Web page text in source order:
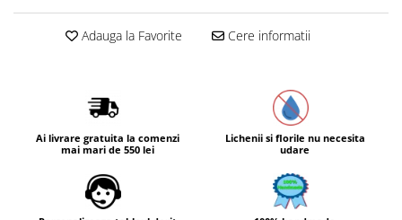
Adauga la Favorite Cere informatii
Ai livrare gratuita la comenzi
mai mari de 550 lei
Lichenii si florile nu necesita
udare